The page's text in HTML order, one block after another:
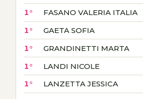
1° FASANO VALERIA ITALIA
1° GAETA SOFIA
1° GRANDINETTI MARTA
1° LANDI NICOLE
1° LANZETTA JESSICA